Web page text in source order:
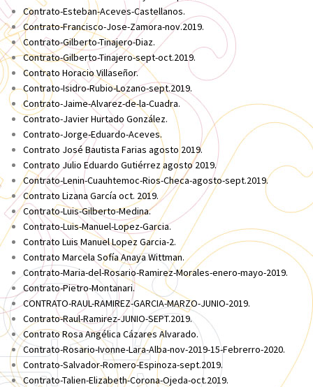
Contrato-Esteban-Aceves-Castellanos.
Contrato-Francisco-Jose-Zamora-nov.2019.
Contrato-Gilberto-Tinajero-Diaz.
Contrato-Gilberto-Tinajero-sept-oct.2019.
Contrato Horacio Villaseñor.
Contrato-Isidro-Rubio-Lozano-sept.2019.
Contrato-Jaime-Alvarez-de-la-Cuadra.
Contrato-Javier Hurtado González.
Contrato-Jorge-Eduardo-Aceves.
Contrato José Bautista Farias agosto 2019.
Contrato Julio Eduardo Gutiérrez agosto 2019.
Contrato-Lenin-Cuauhtemoc-Rios-Checa-agosto-sept.2019.
Contrato Lizana García oct. 2019.
Contrato-Luis-Gilberto-Medina.
Contrato-Luis-Manuel-Lopez-Garcia.
Contrato Luis Manuel Lopez Garcia-2.
Contrato Marcela Sofía Anaya Wittman.
Contrato-Maria-del-Rosario-Ramirez-Morales-enero-mayo-2019.
Contrato-Pietro-Montanari.
CONTRATO-RAUL-RAMIREZ-GARCIA-MARZO-JUNIO-2019.
Contrato-Raul-Ramirez-JUNIO-SEPT.2019.
Contrato Rosa Angélica Cázares Alvarado.
Contrato-Rosario-Ivonne-Lara-Alba-nov-2019-15-Febrerro-2020.
Contrato-Salvador-Romero-Espinoza-sept.2019.
Contrato-Talien-Elizabeth-Corona-Ojeda-oct.2019.